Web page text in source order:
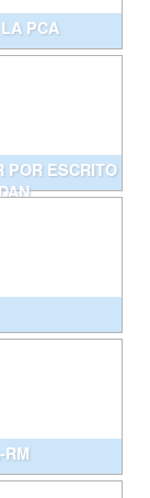
PCA
POR ESCRITO
RM